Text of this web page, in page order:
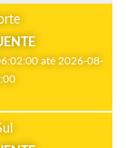
até 2026-08-